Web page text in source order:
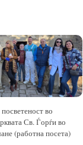
во
Св. Ѓорѓи во
(работна посета)